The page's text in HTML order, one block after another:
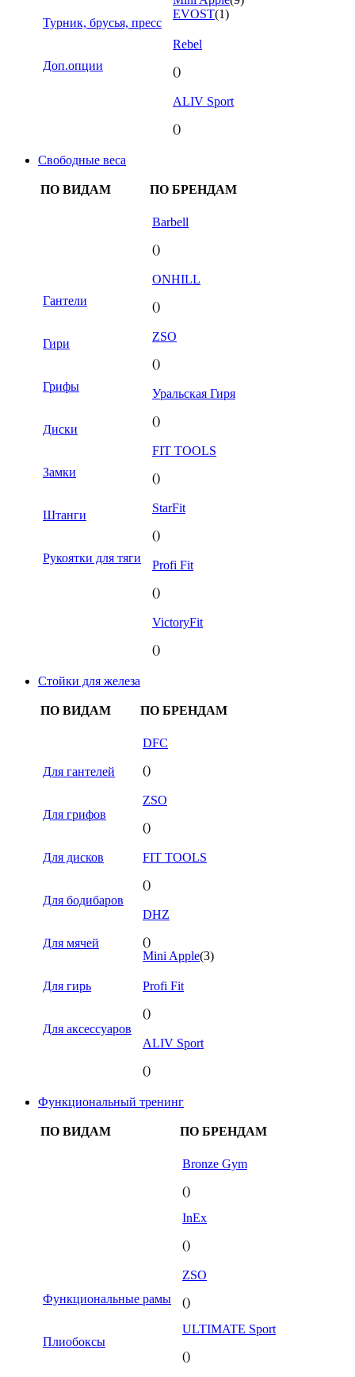
Турник, брусья, пресс
Доп.опции
EVOST(1)
Rebel
()
ALIV Sport
()
Свободные веса
ПО ВИДАМ ПО БРЕНДАМ
Гантели
Гири
Грифы
Диски
Замки
Штанги
Рукоятки для тяги
Barbell
()
ONHILL
()
ZSO
()
Уральская Гиря
()
FIT TOOLS
()
StarFit
()
Profi Fit
()
VictoryFit
()
Стойки для железа
ПО ВИДАМ ПО БРЕНДАМ
Для гантелей
Для грифов
Для дисков
Для бодибаров
Для мячей
Для гирь
Для аксессуаров
DFC
()
ZSO
()
FIT TOOLS
()
DHZ
()
Mini Apple(3)
Profi Fit
()
ALIV Sport
()
Функциональный тренинг
ПО ВИДАМ ПО БРЕНДАМ
Функциональные рамы
Плиобоксы
Bronze Gym
()
InEx
()
ZSO
()
ULTIMATE Sport
()